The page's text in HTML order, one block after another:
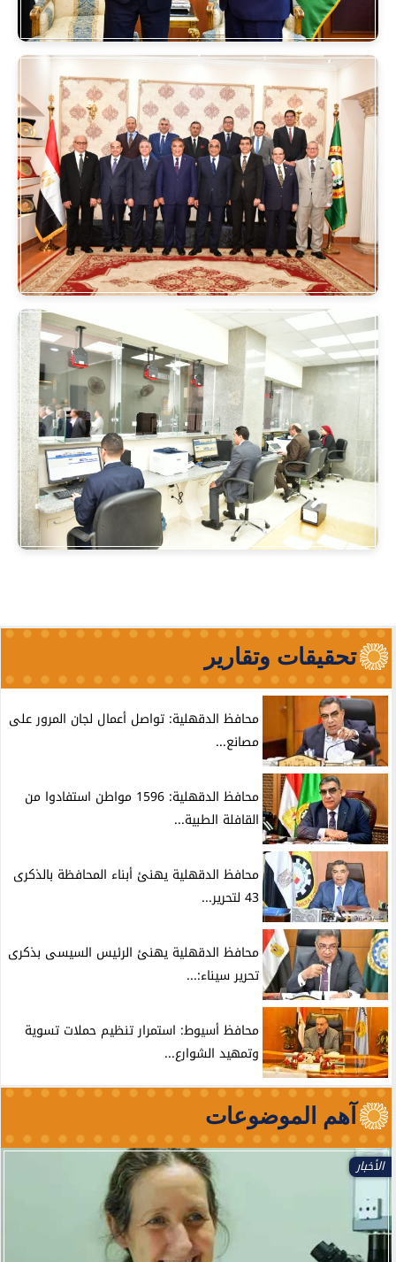
تحقيقات وتقارير
محافظ الدقهلية: تواصل أعمال لجان المرور على
مصانع...
محافظ الدقهلية: 1596 مواطن استفادوا من
القافلة الطبية...
محافظ الدقهلية يهنئ أبناء المحافظة بالذكرى
43 لتحرير...
محافظ الدقهلية يهنئ الرئيس السيسى بذكرى
تحرير سيناء:...
محافظ أسيوط: استمرار تنظيم حملات تسوية
وتمهيد الشوارع...
آهم الموضوعات
الأخبار